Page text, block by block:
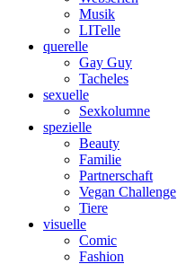
Musik
LITelle
querelle
Gay Guy
Tacheles
sexuelle
Sexkolumne
spezielle
Beauty
Familie
Partnerschaft
Vegan Challenge
Tiere
visuelle
Comic
Fashion